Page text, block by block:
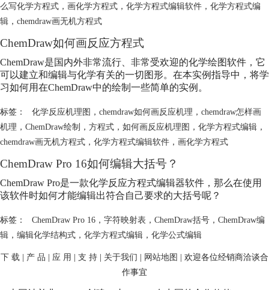
么写化学方程式 ， 画化学方程式 ， 化学方程式编辑软件 ， 化学方程式编
辑 ， chemdraw画无机方程式
ChemDraw如何画反应方程式
ChemDraw是国内外非常流行、非常受欢迎的化学绘图软件，它
可以建立和编辑与化学有关的一切图形。在本实例指导中，将学
习如何用在ChemDraw中的绘制一些简单的实例。
标签： 化学反应机理图 ， chemdraw如何画反应机理 ， chemdraw怎样画
机理 ， ChemDraw绘制 ， 方程式 ， 如何画反应机理图 ， 化学方程式编辑 ，
chemdraw画无机方程式 ， 化学方程式编辑软件 ， 画化学方程式
ChemDraw Pro 16如何编辑大括号？
ChemDraw Pro是一款化学反应方程式编辑器软件，那么在使用
该软件时如何才能编辑出符合自己要求的大括号呢？
标签： ChemDraw Pro 16， 字符映射表 ， ChemDraw括号， ChemDraw编
辑 ， 编辑化学结构式 ， 化学方程式编辑 ， 化学公式编辑
下 载 | 产 品 | 应 用 | 支 持 | 关于我们 | 网站地图 | 欢迎各位经销商洽谈合
作事宜